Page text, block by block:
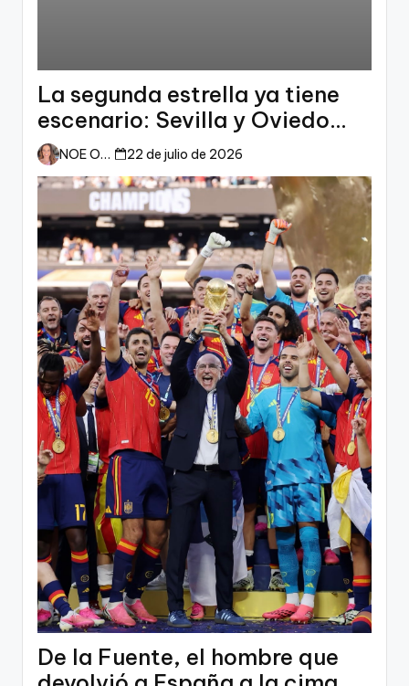
La segunda estrella ya tiene
escenario: Sevilla y Oviedo
esperan a España
NOE ORTIZ 22 de julio de 2026
De la Fuente, el hombre que